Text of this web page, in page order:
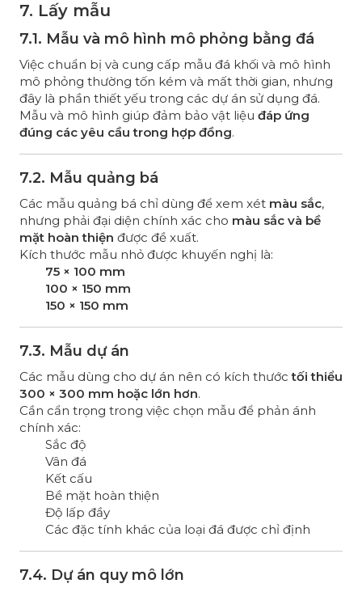
7. Lấy mẫu
7.1. Mẫu và mô hình mô phỏng bằng đá
Việc chuẩn bị và cung cấp mẫu đá khối và mô hình
mô phỏng thường tốn kém và mất thời gian, nhưng
đây là phần thiết yếu trong các dự án sử dụng đá.
Mẫu và mô hình giúp đảm bảo vật liệu đáp ứng
đúng các yêu cầu trong hợp đồng.
7.2. Mẫu quảng bá
Các mẫu quảng bá chỉ dùng để xem xét màu sắc,
nhưng phải đại diện chính xác cho màu sắc và bề
mặt hoàn thiện được đề xuất.
Kích thước mẫu nhỏ được khuyến nghị là:
75 × 100 mm
100 × 150 mm
150 × 150 mm
7.3. Mẫu dự án
Các mẫu dùng cho dự án nên có kích thướctối thiểu
300 × 300 mm hoặc lớn hơn.
Cần cẩn trọng trong việc chọn mẫu để phản ánh
chính xác:
Sắc độ
Vân đá
Kết cấu
Bề mặt hoàn thiện
Độ lấp đầy
Các đặc tính khác của loại đá được chỉ định
7.4. Dự án quy mô lớn